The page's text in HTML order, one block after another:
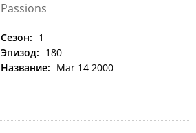
Passions
Сезон: 1
Эпизод: 180
Название: Mar 14 2000